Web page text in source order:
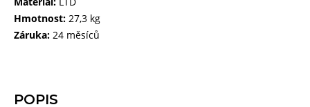
POPIS
Hmotnost: 27,3 kg
Záruka: 24 měsíců